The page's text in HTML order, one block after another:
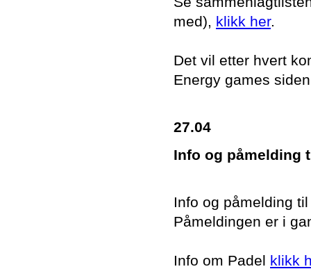
med), klikk her.
Det vil etter hvert
Energy games
27.04
Info og påmelding
Info og påmelding
Påmeldingen er i
Info om Padel klikk